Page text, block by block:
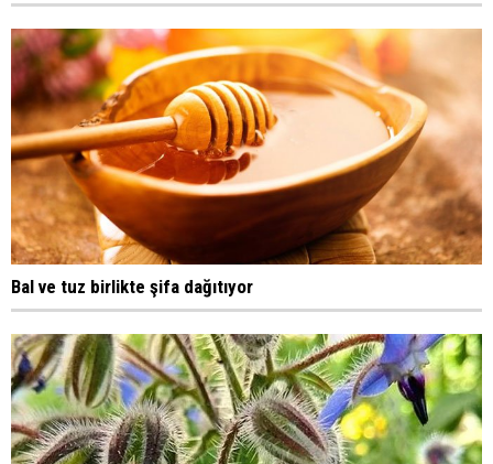
Bal ve tuz birlikte şifa dağıtıyor